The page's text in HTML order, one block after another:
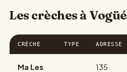
Les crèches à Vogüé
CRÈCHE TYPE ADRESSE
Ma Les
135